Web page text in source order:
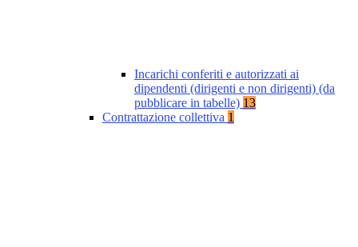
Incarichi conferiti e autorizzati ai
dipendenti (dirigenti e non dirigenti) (da
pubblicare in tabelle) 13
Contrattazione collettiva 1